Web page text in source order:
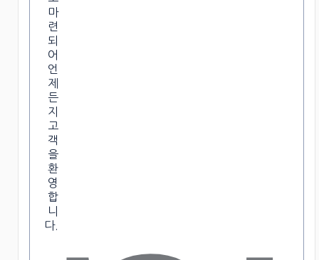
마
련
되
어
언
제
든
지
고
객
을
환
영
합
니
다.